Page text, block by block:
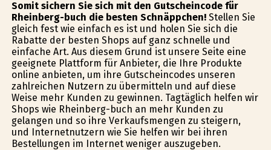
Somit sichern Sie sich mit den Gutscheincode für
Rheinberg-buch die besten Schnäppchen!Stellen Sie
gleich fest wie einfach es ist und holen Sie sich die
Rabatte der besten Shops auf ganz schnelle und
einfache Art. Aus diesem Grund ist unsere Seite eine
geeignete Plattform für Anbieter, die Ihre Produkte
online anbieten, um ihre Gutscheincodes unseren
zahlreichen Nutzern zu übermitteln und auf diese
Weise mehr Kunden zu gewinnen. Tagtäglich helfen wir
Shops wie Rheinberg-buch an mehr Kunden zu
gelangen und so ihre Verkaufsmengen zu steigern,
und Internetnutzern wie Sie helfen wir bei ihren
Bestellungen im Internet weniger auszugeben.